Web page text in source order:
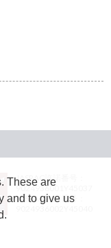
JASRAC許諾番号：
9024936001Y45037
JASRAC許諾番号：
These are
and to give us